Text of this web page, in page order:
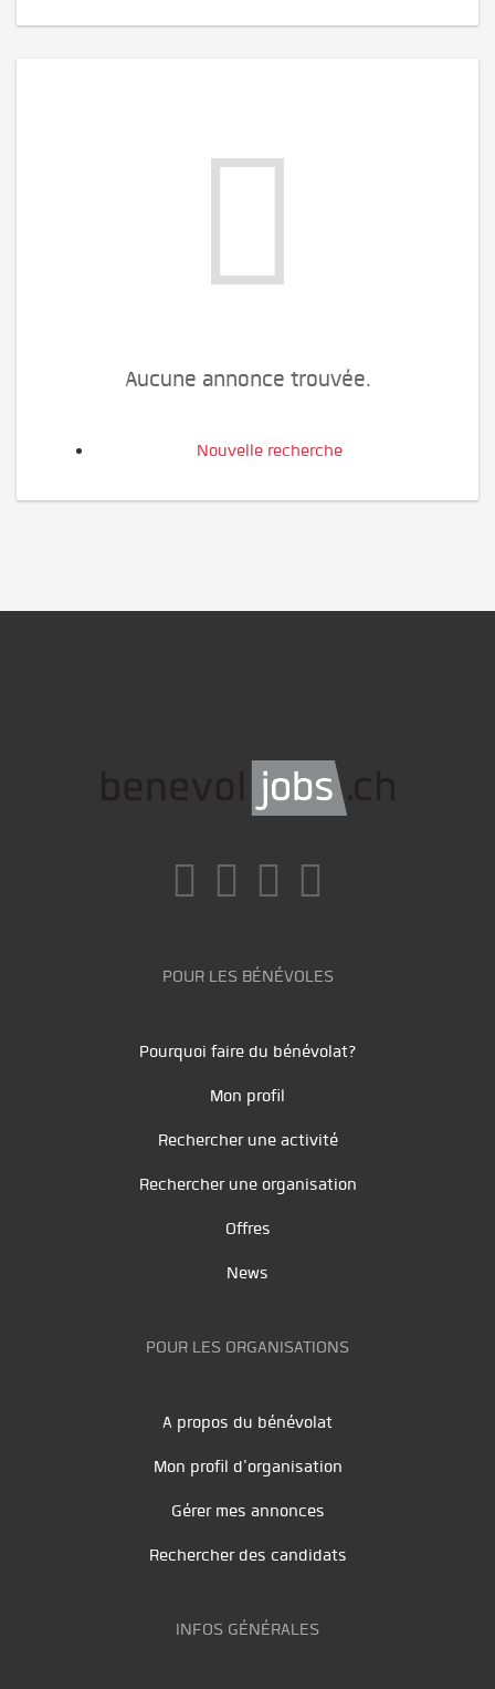
Aucune annonce trouvée.
Nouvelle recherche
POUR LES BÉNÉVOLES
Pourquoi faire du bénévolat?
Mon profil
Rechercher une activité
Rechercher une organisation
Offres
News
POUR LES ORGANISATIONS
A propos du bénévolat
Mon profil d'organisation
Gérer mes annonces
Rechercher des candidats
INFOS GÉNÉRALES